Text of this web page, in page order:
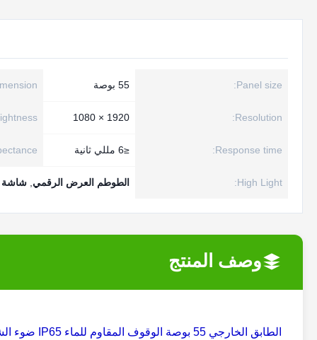
Panel size: 55 بوصة
Resolution:
1920 × 1080
Response time: ≤6 مللي ثانية
High Light: الطوطم العرض الرقمي شاشة
وصف المنتج
الطابق الخارجي 55 بوصة الوقوف المقاوم للماء IP65 ضوء الشمس قابلة للقراءة طوطم